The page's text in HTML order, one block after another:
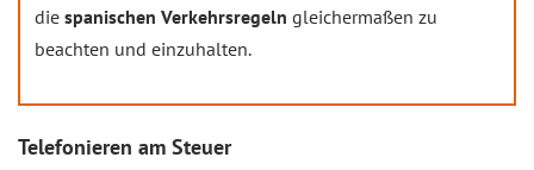
die spanischen Verkehrsregeln gleichermaßen zu
beachten und einzuhalten.
Telefonieren am Steuer